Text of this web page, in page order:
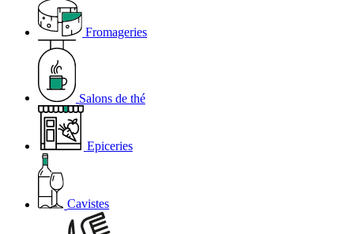
Fromageries
Salons de thé
Epiceries
Cavistes